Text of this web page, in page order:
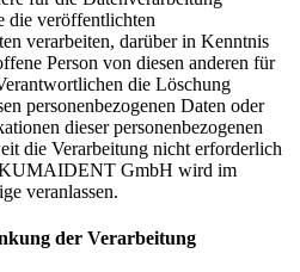
die veröffentlichten
verarbeiten, darüber in Kenntnis
Person von diesen anderen für
die Löschung
personenbezogenen Daten oder
dieser personenbezogenen
die Verarbeitung nicht erforderlich
KUMAIDENT GmbH wird im
veranlassen.
der Verarbeitung